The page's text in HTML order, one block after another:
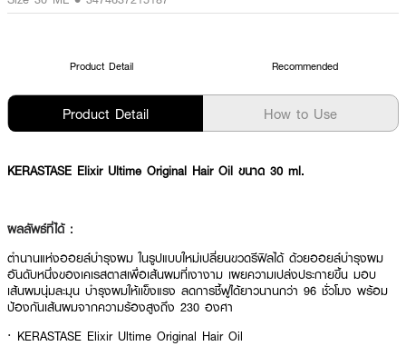
Product Detail Recommended
Product Detail How to Use
KERASTASE Elixir Ultime Original Hair Oil ขนาด 30 ml.
ผลลัพธ์ที่ได้ :
ตำนานแห่งออยล์บำรุงผม ในรูปแบบใหม่เปลี่ยนขวดรีฟิลได้ ด้วยออยล์บำรุงผม
อันดับหนึ่งของเคเรสตาสเพื่อเส้นผมที่เงางาม เผยความเปล่งประกายขึ้น มอบ
เส้นผมนุ่มละมุน บำรุงผมให้เเข็งแรง ลดการชี้ฟูได้ยาวนานกว่า 96 ชั่วโมง พร้อม
ป้องกันเส้นผมจากความร้องสูงถึง 230 องศา
· KERASTASE Elixir Ultime Original Hair Oil